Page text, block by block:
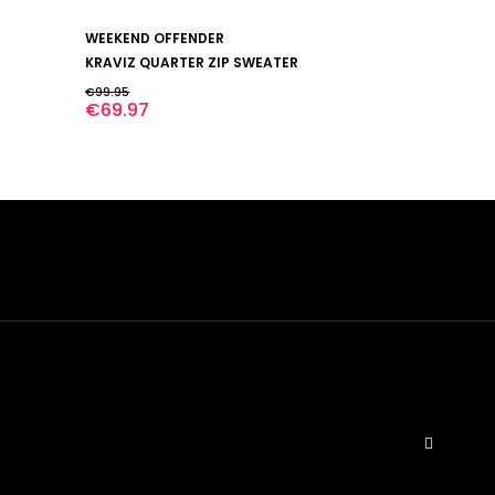
BEKIJK
product
heeft
meerdere
variaties.
gekozen
WEEKEND OFFENDER
KRAVIZ QUARTER ZIP SWEATER
€99.95
€69.97